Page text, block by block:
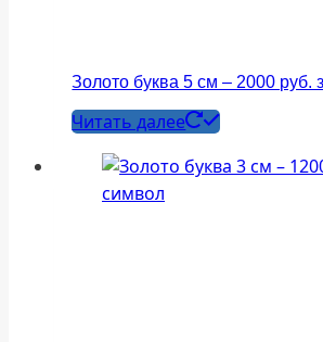
Золото буква 5 см – 2000 руб.
Читать далее